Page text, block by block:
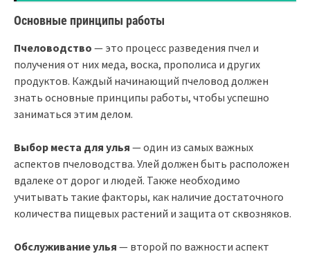
Основные принципы работы
Пчеловодство — это процесс разведения пчел и
получения от них меда, воска, прополиса и других
продуктов. Каждый начинающий пчеловод должен
знать основные принципы работы, чтобы успешно
заниматься этим делом.
Выбор места для улья — один из самых важных
аспектов пчеловодства. Улей должен быть расположен
вдалеке от дорог и людей. Также необходимо
учитывать такие факторы, как наличие достаточного
количества пищевых растений и защита от сквозняков.
Обслуживание улья — второй по важности аспект